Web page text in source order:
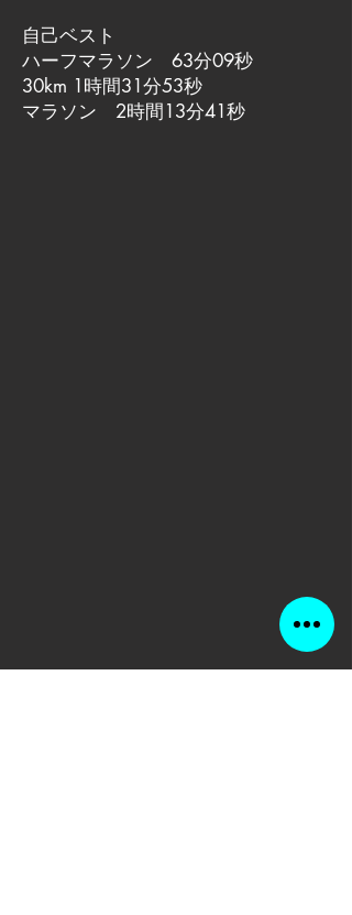
自己ベスト
ハーフマラソン 63分09秒
30km 1時間31分53秒
マラソン 2時間13分41秒